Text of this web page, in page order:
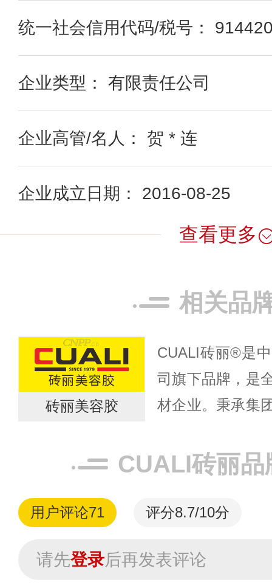
统一社会信用代码/税号：
企业类型： 有限责任公司
企业高管/名人： 贺 * 连
企业成立日期： 2016-08-25
查看更多
相关品
砖丽美容胶
CUALI砖丽®是
司旗下品牌，是
材企业。秉承集
方案”。CUALI砖
CUALI砖丽品
用户评论71 评分8.7/10分
请先登录后再发表评论